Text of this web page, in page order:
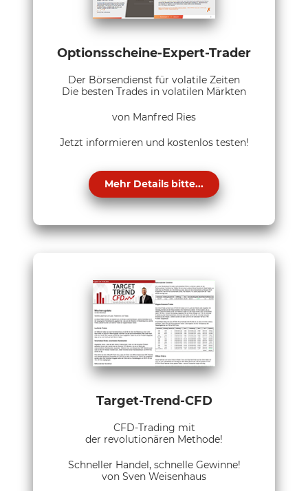
Optionsscheine-Expert-Trader
Der Börsendienst für volatile Zeiten
Die besten Trades in volatilen Märkten
von Manfred Ries
Jetzt informieren und kostenlos testen!
Mehr Details bitte...
Target-Trend-CFD
CFD-Trading mit
der revolutionären Methode!
Schneller Handel, schnelle Gewinne!
von Sven Weisenhaus